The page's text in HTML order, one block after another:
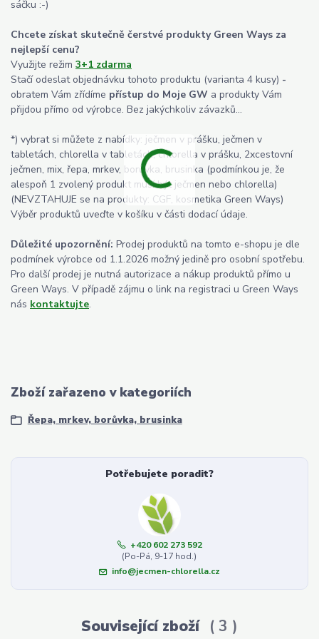
sáčku :-)
Chcete získat skutečně čerstvé produkty Green Ways za
nejlepší cenu?
Využijte režim 3+1 zdarma
Stačí odeslat objednávku tohoto produktu (varianta 4 kusy) -
obratem Vám zřídíme přístup do Moje GW a produkty Vám
přijdou přímo od výrobce. Bez jakýchkoliv závazků...
*) vybrat si můžete z nabídky: ječmen v prášku, ječmen v
tabletách, chlorella v tabletách, chlorella v prášku, 2xcestovní
ječmen, mix, řepa, mrkev, borůvka, brusinka (podmínkou je, že
alespoň 1 zvolený produkt musí být ječmen nebo chlorella)
(NEVZTAHUJE se na produkty: CGF, kosmetika Green Ways)
Výběr produktů uveďte v košíku v části dodací údaje.
Důležité upozornění: Prodej produktů na tomto e-shopu je dle
podmínek výrobce od 1.1.2026 možný jedině pro osobní spotřebu.
Pro další prodej je nutná autorizace a nákup produktů přímo u
Green Ways. V případě zájmu o link na registraci u Green Ways
nás kontaktujte.
Zboží zařazeno v kategoriích
Řepa, mrkev, borůvka, brusinka
Potřebujete poradit?
+420 602 273 592
(Po-Pá, 9-17 hod.)
info@jecmen-chlorella.cz
Související zboží 3